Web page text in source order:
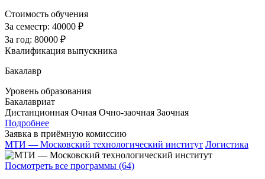
Стоимость обучения
За семестр: 40000 ₽
За год: 80000 ₽
Квалификация выпускника
Бакалавр
Уровень образования
Бакалавриат
Дистанционная Очная Очно-заочная Заочная
Подробнее
Заявка в приёмную комиссию
МТИ — Московский технологический институт Логистика
Посмотреть все программы (64)